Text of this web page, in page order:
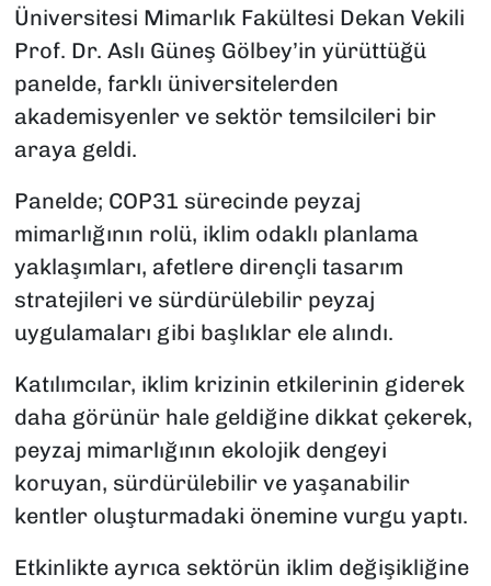
Üniversitesi Mimarlık Fakültesi Dekan Vekili
Prof. Dr. Aslı Güneş Gölbey’in yürüttüğü
panelde, farklı üniversitelerden
akademisyenler ve sektör temsilcileri bir
araya geldi.
Panelde; COP31 sürecinde peyzaj
mimarlığının rolü, iklim odaklı planlama
yaklaşımları, afetlere dirençli tasarım
stratejileri ve sürdürülebilir peyzaj
uygulamaları gibi başlıklar ele alındı.
Katılımcılar, iklim krizinin etkilerinin giderek
daha görünür hale geldiğine dikkat çekerek,
peyzaj mimarlığının ekolojik dengeyi
koruyan, sürdürülebilir ve yaşanabilir
kentler oluşturmadaki önemine vurgu yaptı.
Etkinlikte ayrıca sektörün iklim değişikliğine